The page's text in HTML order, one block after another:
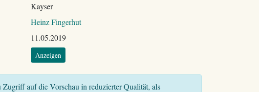
Kayser
Heinz Fingerhut
11.05.2019
Anzeigen
Zugriff auf die Vorschau in reduzierter Qualität, als